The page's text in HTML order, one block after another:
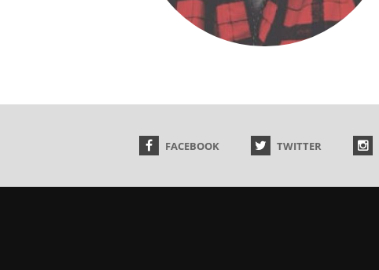
FACEBOOK TWITTER